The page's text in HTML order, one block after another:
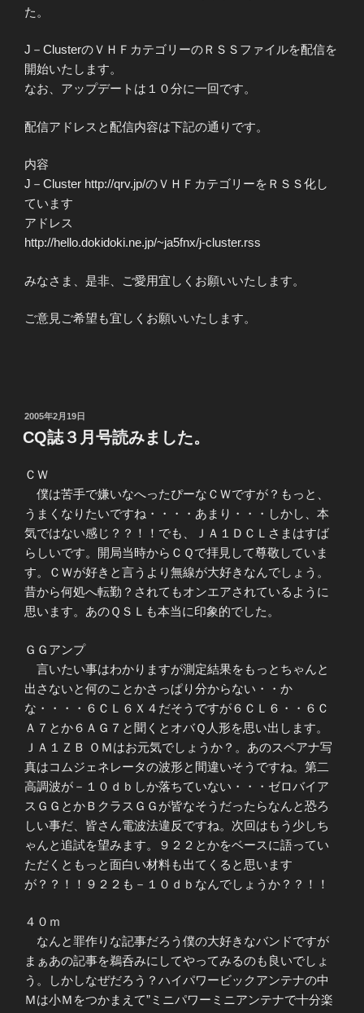
た。
J－ClusterのＶＨＦカテゴリーのＲＳＳファイルを配信を
開始いたします。
なお、アップデートは１０分に一回です。
配信アドレスと配信内容は下記の通りです。
内容
J－Cluster http://qrv.jp/のＶＨＦカテゴリーをＲＳＳ化し
ています
アドレス
http://hello.dokidoki.ne.jp/~ja5fnx/j-cluster.rss
みなさま、是非、ご愛用宜しくお願いいたします。
ご意見ご希望も宜しくお願いいたします。
投
稿
日:
2005年2月19日
CQ誌３月号読みました。
ＣＷ
僕は苦手で嫌いなへったぴーなＣＷですが？もっと、
うまくなりたいですね・・・・あまり・・・しかし、本
気ではない感じ？？！！でも、ＪＡ１ＤＣＬさまはすば
らしいです。開局当時からＣＱで拝見して尊敬していま
す。ＣＷが好きと言うより無線が大好きなんでしょう。
昔から何処へ転勤？されてもオンエアされているように
思います。あのＱＳＬも本当に印象的でした。
ＧＧアンプ
言いたい事はわかりますが測定結果をもっとちゃんと
出さないと何のことかさっぱり分からない・・か
な・・・・６ＣＬ６Ｘ４だそうですが６ＣＬ６・・６Ｃ
Ａ７とか６ＡＧ７と聞くとオバＱ人形を思い出します。
ＪＡ１ＺＢ ＯＭはお元気でしょうか？。あのスペアナ写
真はコムジェネレータの波形と間違いそうですね。第二
高調波が－１０ｄｂしか落ちていない・・・ゼロバイア
スＧＧとかＢクラスＧＧが皆なそうだったらなんと恐ろ
しい事だ、皆さん電波法違反ですね。次回はもう少しち
ゃんと追試を望みます。９２２とかをベースに語ってい
ただくともっと面白い材料も出てくると思います
が？？！！９２２も－１０ｄｂなんでしょうか？？！！
４０ｍ
なんと罪作りな記事だろう僕の大好きなバンドですが
まぁあの記事を鵜呑みにしてやってみるのも良いでしょ
う。しかしなぜだろう？ハイパワービックアンテナの中
Ｍは小Ｍをつかまえて”ミニパワーミニアンテナで十分楽